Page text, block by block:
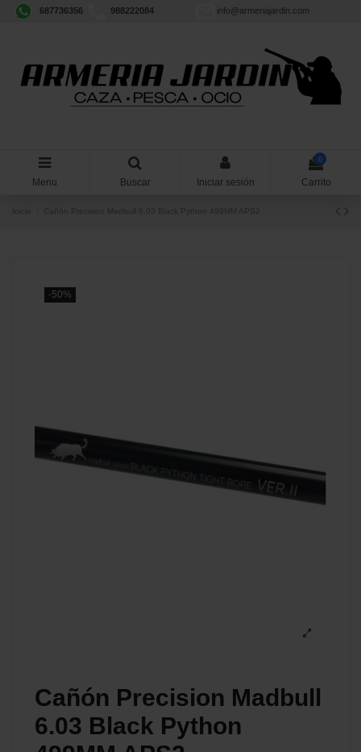
687736356 988222084 info@armeriajardin.com
Menu Buscar Iniciar sesión
0
Carrito
Cañón Precision Madbull 6.03 Black Python 499MM APS2
-50%
Cañón Precision Madbull
6.03 Black Python